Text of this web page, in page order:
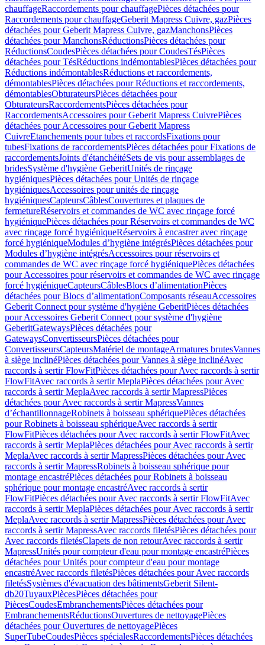
chauffageRaccordements pour chauffagePièces détachées pour
Raccordements pour chauffageGeberit Mapress Cuivre, gazPièces
détachées pour Geberit Mapress Cuivre, gazManchonsPièces
détachées pour ManchonsRéductionsPièces détachées pour
RéductionsCoudesPièces détachées pour CoudesTésPièces
détachées pour TésRéductions indémontablesPièces détachées pour
Réductions indémontablesRéductions et raccordements,
démontablesPièces détachées pour Réductions et raccordements,
démontablesObturateursPièces détachées pour
ObturateursRaccordementsPièces détachées pour
RaccordementsAccessoires pour Geberit Mapress CuivrePièces
détachées pour Accessoires pour Geberit Mapress
CuivreEtanchements pour tubes et raccordsFixations pour
tubesFixations de raccordementsPièces détachées pour Fixations de
raccordementsJoints d'étanchéitéSets de vis pour assemblages de
bridesSystème d'hygiène GeberitUnités de rinçage
hygiéniquesPièces détachées pour Unités de rinçage
hygiéniquesAccessoires pour unités de rinçage
hygiéniquesCapteursCâblesCouvertures et plaques de
fermetureRéservoirs et commandes de WC avec rinçage forcé
hygiéniquePièces détachées pour Réservoirs et commandes de WC
avec rinçage forcé hygiéniqueRéservoirs à encastrer avec rinçage
forcé hygiéniqueModules d’hygiène intégrésPièces détachées pour
Modules d’hygiène intégrésAccessoires pour réservoirs et
commandes de WC avec rinçage forcé hygiéniquePièces détachées
pour Accessoires pour réservoirs et commandes de WC avec rinçage
forcé hygiéniqueCapteursCâblesBlocs d’alimentationPièces
détachées pour Blocs d’alimentationComposants réseauAccessoires
Geberit Connect pour système d'hygiène GeberitPièces détachées
pour Accessoires Geberit Connect pour système d'hygiène
GeberitGatewaysPièces détachées pour
GatewaysConvertisseursPièces détachées pour
ConvertisseursCapteursMatériel de montageArmatures brutesVannes
à siège inclinéPièces détachées pour Vannes à siège inclinéAvec
raccords à sertir FlowFitPièces détachées pour Avec raccords à sertir
FlowFitAvec raccords à sertir MeplaPièces détachées pour Avec
raccords à sertir MeplaAvec raccords à sertir MapressPièces
détachées pour Avec raccords à sertir MapressVannes
d’échantillonnageRobinets à boisseau sphériquePièces détachées
pour Robinets à boisseau sphériqueAvec raccords à sertir
FlowFitPièces détachées pour Avec raccords à sertir FlowFitAvec
raccords à sertir MeplaPièces détachées pour Avec raccords à sertir
MeplaAvec raccords à sertir MapressPièces détachées pour Avec
raccords à sertir MapressRobinets à boisseau sphérique pour
montage encastréPièces détachées pour Robinets à boisseau
sphérique pour montage encastréAvec raccords à sertir
FlowFitPièces détachées pour Avec raccords à sertir FlowFitAvec
raccords à sertir MeplaPièces détachées pour Avec raccords à sertir
MeplaAvec raccords à sertir MapressPièces détachées pour Avec
raccords à sertir MapressAvec raccords filetésPièces détachées pour
Avec raccords filetésClapets de non retourAvec raccords à sertir
MapressUnités pour compteur d'eau pour montage encastréPièces
détachées pour Unités pour compteur d'eau pour montage
encastréAvec raccords filetésPièces détachées pour Avec raccords
filetésSystèmes d'évacuation des bâtimentsGeberit Silent-
db20TuyauxPiècesPièces détachées pour
PiècesCoudesEmbranchementsPièces détachées pour
EmbranchementsRéductionsOuvertures de nettoyagePièces
détachées pour Ouvertures de nettoyagePièces
SuperTubeCoudesPièces spécialesRaccordementsPièces détachées